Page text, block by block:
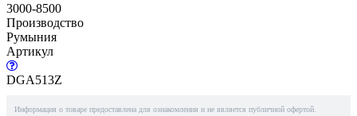
3000-8500
Производство
Румыния
Артикул
DGA513Z
Информация о товаре предоставлена для ознакомления и не является публичной офертой.